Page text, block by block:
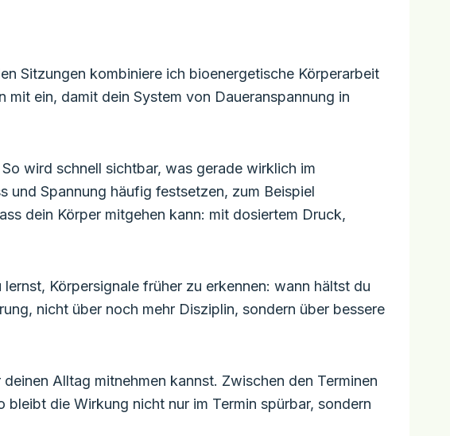
Sitzungen kombiniere ich bioenergetische Körperarbeit
ein, damit dein System von Daueranspannung in
wird schnell sichtbar, was gerade wirklich im
und Spannung häufig festsetzen, zum Beispiel
dein Körper mitgehen kann: mit dosiertem Druck,
Körpersignale früher zu erkennen: wann hältst du
nicht über noch mehr Disziplin, sondern über bessere
Alltag mitnehmen kannst. Zwischen den Terminen
die Wirkung nicht nur im Termin spürbar, sondern